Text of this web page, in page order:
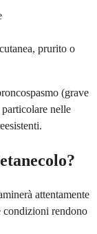
prurito o
(grave
nelle
attentamente
condizioni rendono